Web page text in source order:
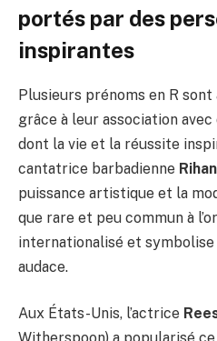
portés par des
inspirantes
Plusieurs prénoms en R
grâce à leur association
dont la vie et la réussite
cantatrice barbadienne
puissance artistique et la
que rare et peu commun à
internationalisé et symbolise
audace.
Aux États-Unis, l’actrice